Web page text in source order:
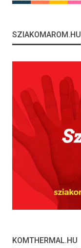
SZIAKOMAROM.HU
KOMTHERMAL.HU